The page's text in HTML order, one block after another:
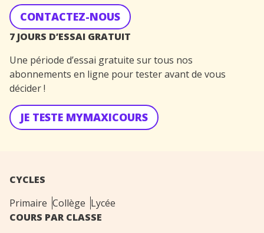
CONTACTEZ-NOUS
7 JOURS D’ESSAI GRATUIT
Une période d’essai gratuite sur tous nos
abonnements en ligne pour tester avant de vous
décider !
JE TESTE MYMAXICOURS
CYCLES
Primaire Collège Lycée
COURS PAR CLASSE